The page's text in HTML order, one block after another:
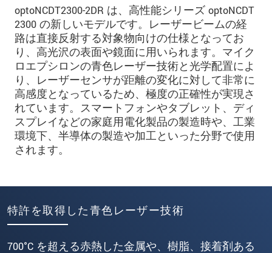
optoNCDT2300-2DR は、高性能シリーズ optoNCDT
2300 の新しいモデルです。レーザービームの経
路は直接反射する対象物向けの仕様となってお
り、高光沢の表面や鏡面に用いられます。マイク
ロエプシロンの青色レーザー技術と光学配置によ
り、レーザーセンサが距離の変化に対して非常に
高感度となっているため、極度の正確性が実現さ
れています。スマートフォンやタブレット、ディ
スプレイなどの家庭用電化製品の製造時や、工業
環境下、半導体の製造や加工といった分野で使用
されます。
特許を取得した青色レーザー技術
700°C を超える赤熱した金属や、樹脂、接着剤ある